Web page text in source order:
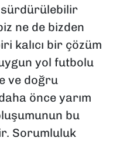
sürdürülebilir
ne de bizden
kalıcı bir çözüm
yol futbolu
ve doğru
önce yarım
bu
Sorumluluk